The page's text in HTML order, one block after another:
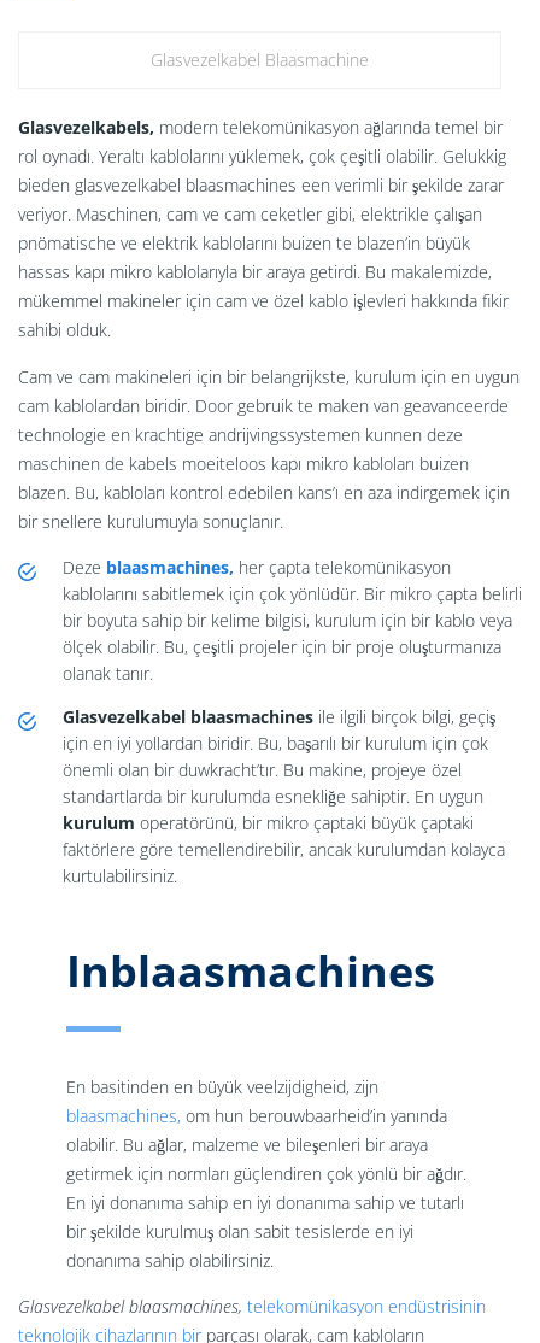
Glasvezelkabel Blaasmachine
Glasvezelkabels, modern telekomünikasyon ağlarında temel bir
rol oynadı. Yeraltı kablolarını yüklemek, çok çeşitli olabilir. Gelukkig
bieden glasvezelkabel blaasmachines een verimli bir şekilde zarar
veriyor. Maschinen, cam ve cam ceketler gibi, elektrikle çalışan
pnömatische ve elektrik kablolarını buizen te blazen’in büyük
hassas kapı mikro kablolarıyla bir araya getirdi. Bu makalemizde,
mükemmel makineler için cam ve özel kablo işlevleri hakkında fikir
sahibi olduk.
Cam ve cam makineleri için bir belangrijkste, kurulum için en uygun
cam kablolardan biridir. Door gebruik te maken van geavanceerde
technologie en krachtige andrijvingssystemen kunnen deze
maschinen de kabels moeiteloos kapı mikro kabloları buizen
blazen. Bu, kabloları kontrol edebilen kans’ı en aza indirgemek için
bir snellere kurulumuyla sonuçlanır.
Deze blaasmachines, her çapta telekomünikasyon
kablolarını sabitlemek için çok yönlüdür. Bir mikro çapta belirli
bir boyuta sahip bir kelime bilgisi, kurulum için bir kablo veya
ölçek olabilir. Bu, çeşitli projeler için bir proje oluşturmanıza
olanak tanır.
Glasvezelkabel blaasmachines ile ilgili birçok bilgi, geçiş
için en iyi yollardan biridir. Bu, başarılı bir kurulum için çok
önemli olan bir duwkracht’tır. Bu makine, projeye özel
standartlarda bir kurulumda esnekliğe sahiptir. En uygun
kurulum operatörünü, bir mikro çaptaki büyük çaptaki
faktörlere göre temellendirebilir, ancak kurulumdan kolayca
kurtulabilirsiniz.
Inblaasmachines
En basitinden en büyük veelzijdigheid, zijn
blaasmachines, om hun berouwbaarheid’in yanında
olabilir. Bu ağlar, malzeme ve bileşenleri bir araya
getirmek için normları güçlendiren çok yönlü bir ağdır.
En iyi donanıma sahip en iyi donanıma sahip ve tutarlı
bir şekilde kurulmuş olan sabit tesislerde en iyi
donanıma sahip olabilirsiniz.
Glasvezelkabel blaasmachines, telekomünikasyon endüstrisinin
teknolojik cihazlarının birparçası olarak, cam kabloların